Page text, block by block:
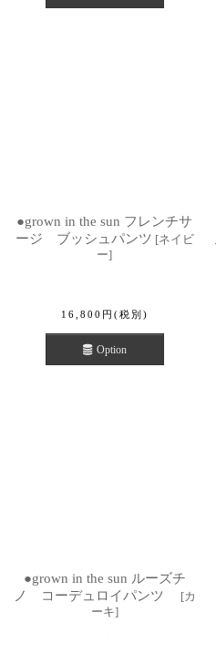
●grown in the sun フレンチサ
ージ ブッシュパンツ [ネイビ
ー]
16,800 円 (税別)
Option
●grown in the sun ルーズチ
ノ コーデュロイパンツ
[カ
ーキ]